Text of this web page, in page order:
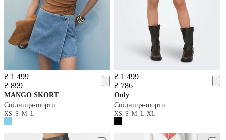
₴ 1 499
₴ 899
MANGO SKORT
Спідниця-шорти
XS S M L
₴ 1 499
₴ 786
Only
Спідниця-шорти
XSSMLXL